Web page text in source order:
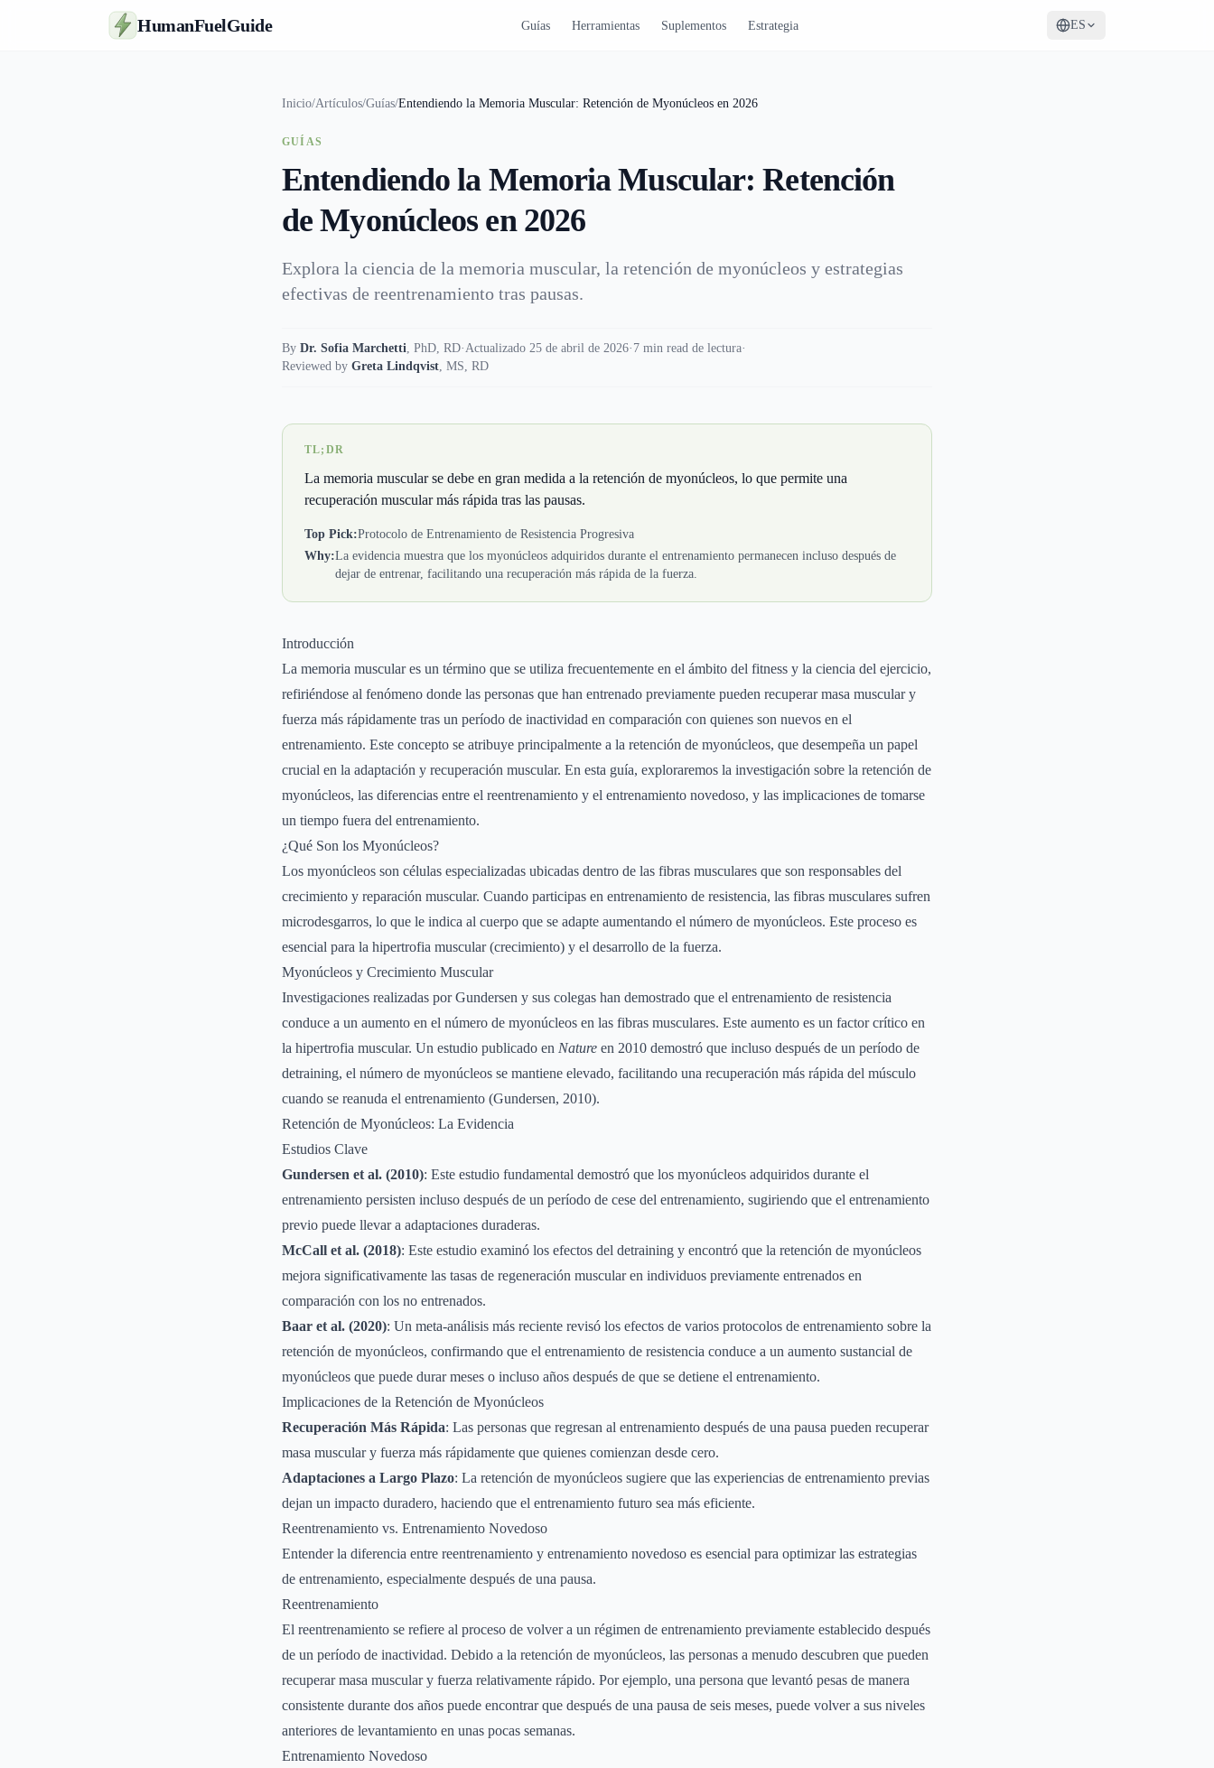
HumanFuelGuide Guías Herramientas Suplementos Estrategia ES
Inicio/Artículos/Guías/Entendiendo la Memoria Muscular: Retención de Myonúcleos en 2026
GUÍAS
Entendiendo la Memoria Muscular: Retención
de Myonúcleos en 2026
Explora la ciencia de la memoria muscular, la retención de myonúcleos y estrategias
efectivas de reentrenamiento tras pausas.
By Dr. Sofia Marchetti, PhD, RD·Actualizado 25 de abril de 2026· 7 min read de lectura·
Reviewed by Greta Lindqvist, MS, RD
TL;DR
La memoria muscular se debe en gran medida a la retención de myonúcleos, lo que permite una
recuperación muscular más rápida tras las pausas.
Top Pick:Protocolo de Entrenamiento de Resistencia Progresiva
Why:La evidencia muestra que los myonúcleos adquiridos durante el entrenamiento permanecen incluso después de
dejar de entrenar, facilitando una recuperación más rápida de la fuerza.
Introducción
La memoria muscular es un término que se utiliza frecuentemente en el ámbito del fitness y la ciencia del ejercicio,
refiriéndose al fenómeno donde las personas que han entrenado previamente pueden recuperar masa muscular y
fuerza más rápidamente tras un período de inactividad en comparación con quienes son nuevos en el
entrenamiento. Este concepto se atribuye principalmente a la retención de myonúcleos, que desempeña un papel
crucial en la adaptación y recuperación muscular. En esta guía, exploraremos la investigación sobre la retención de
myonúcleos, las diferencias entre el reentrenamiento y el entrenamiento novedoso, y las implicaciones de tomarse
un tiempo fuera del entrenamiento.
¿Qué Son los Myonúcleos?
Los myonúcleos son células especializadas ubicadas dentro de las fibras musculares que son responsables del
crecimiento y reparación muscular. Cuando participas en entrenamiento de resistencia, las fibras musculares sufren
microdesgarros, lo que le indica al cuerpo que se adapte aumentando el número de myonúcleos. Este proceso es
esencial para la hipertrofia muscular (crecimiento) y el desarrollo de la fuerza.
Myonúcleos y Crecimiento Muscular
Investigaciones realizadas por Gundersen y sus colegas han demostrado que el entrenamiento de resistencia
conduce a un aumento en el número de myonúcleos en las fibras musculares. Este aumento es un factor crítico en
la hipertrofia muscular. Un estudio publicado en Nature en 2010 demostró que incluso después de un período de
detraining, el número de myonúcleos se mantiene elevado, facilitando una recuperación más rápida del músculo
cuando se reanuda el entrenamiento (Gundersen, 2010).
Retención de Myonúcleos: La Evidencia
Estudios Clave
Gundersen et al. (2010): Este estudio fundamental demostró que los myonúcleos adquiridos durante el
entrenamiento persisten incluso después de un período de cese del entrenamiento, sugiriendo que el entrenamiento
previo puede llevar a adaptaciones duraderas.
McCall et al. (2018): Este estudio examinó los efectos del detraining y encontró que la retención de myonúcleos
mejora significativamente las tasas de regeneración muscular en individuos previamente entrenados en
comparación con los no entrenados.
Baar et al. (2020): Un meta-análisis más reciente revisó los efectos de varios protocolos de entrenamiento sobre la
retención de myonúcleos, confirmando que el entrenamiento de resistencia conduce a un aumento sustancial de
myonúcleos que puede durar meses o incluso años después de que se detiene el entrenamiento.
Implicaciones de la Retención de Myonúcleos
Recuperación Más Rápida: Las personas que regresan al entrenamiento después de una pausa pueden recuperar
masa muscular y fuerza más rápidamente que quienes comienzan desde cero.
Adaptaciones a Largo Plazo: La retención de myonúcleos sugiere que las experiencias de entrenamiento previas
dejan un impacto duradero, haciendo que el entrenamiento futuro sea más eficiente.
Reentrenamiento vs. Entrenamiento Novedoso
Entender la diferencia entre reentrenamiento y entrenamiento novedoso es esencial para optimizar las estrategias
de entrenamiento, especialmente después de una pausa.
Reentrenamiento
El reentrenamiento se refiere al proceso de volver a un régimen de entrenamiento previamente establecido después
de un período de inactividad. Debido a la retención de myonúcleos, las personas a menudo descubren que pueden
recuperar masa muscular y fuerza relativamente rápido. Por ejemplo, una persona que levantó pesas de manera
consistente durante dos años puede encontrar que después de una pausa de seis meses, puede volver a sus niveles
anteriores de levantamiento en unas pocas semanas.
Entrenamiento Novedoso